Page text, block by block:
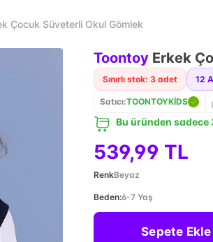
Çocuk Süveterli Okul Gömlek
Toontoy Erkek
Sınırlı stok: 3 adet 12
Satıcı:TOONTOYKİDS
Bu üründen sadece
539,99 TL
RenkBeyaz
Beden:6-7 Yaş
Sepete Ekle